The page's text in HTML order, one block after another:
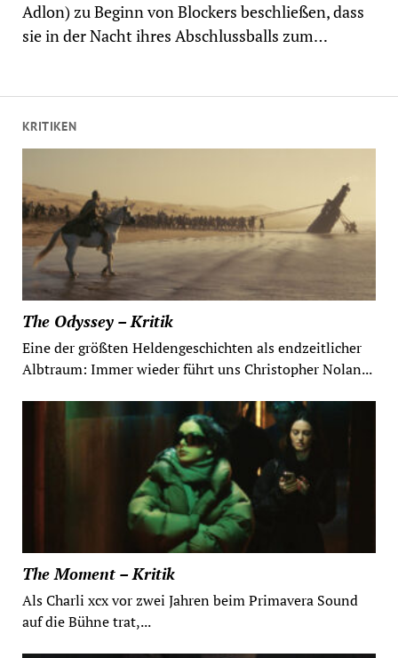
KRITIKEN
The Odyssey – Kritik
Eine der größten Heldengeschichten als endzeitlicher
Albtraum: Immer wieder führt uns Christopher Nolan...
The Moment – Kritik
Als Charli xcx vor zwei Jahren beim Primavera Sound
auf die Bühne trat,...
Adlon) zu Beginn von Blockers beschließen, dass
sie in der Nacht ihres Abschlussballs zum…